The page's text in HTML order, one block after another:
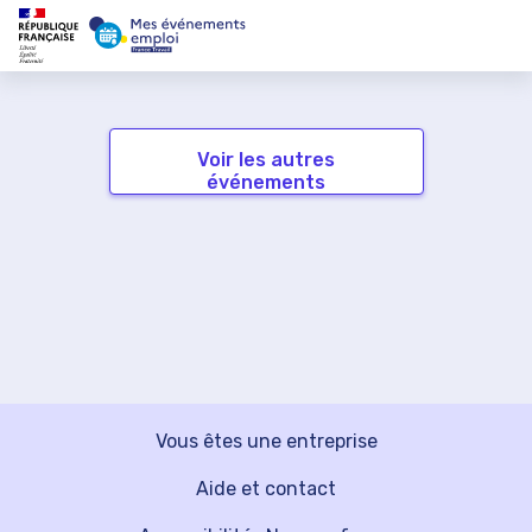
Voir les autres
événements
Vous êtes une entreprise
Aide et contact